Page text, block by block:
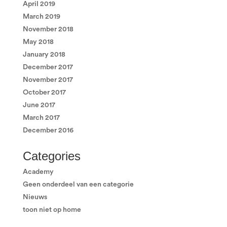
April 2019
March 2019
November 2018
May 2018
January 2018
December 2017
November 2017
October 2017
June 2017
March 2017
December 2016
Categories
Academy
Geen onderdeel van een categorie
Nieuws
toon niet op home